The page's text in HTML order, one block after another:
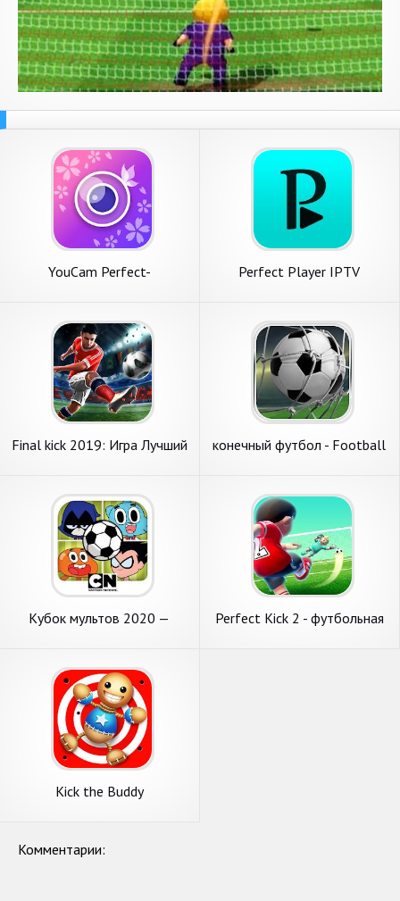
YouCam Perfect-
Perfect Player IPTV
Final kick 2019: Игра Лучший
конечный футбол - Football
Кубок мультов 2020 —
Perfect Kick 2 - футбольная
Kick the Buddy
Комментарии: